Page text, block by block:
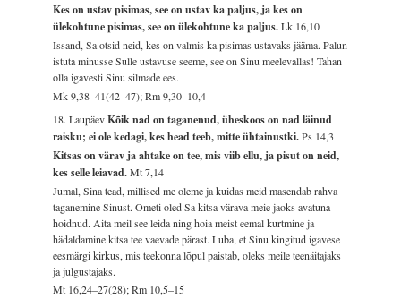
Kes on ustav pisimas, see on ustav ka paljus, ja kes on
ülekohtune pisimas, see on ülekohtune ka paljus.Lk 16,10
Issand, Sa otsid neid, kes on valmis ka pisimas ustavaks jääma. Palun
istuta minusse Sulle ustavuse seeme, see on Sinu meelevallas! Tahan
olla igavesti Sinu silmade ees.
Mk 9,38–41(42–47); Rm 9,30–10,4
18. LaupäevKõik nad on taganenud, üheskoos on nad läinud
raisku; ei ole kedagi, kes head teeb, mitte ühtainustki.Ps 14,3
Kitsas on värav ja ahtake on tee, mis viib ellu, ja pisut on neid,
kes selle leiavad.Mt 7,14
Jumal, Sina tead, millised me oleme ja kuidas meid masendab rahva
taganemine Sinust. Ometi oled Sa kitsa värava meie jaoks avatuna
hoidnud. Aita meil see leida ning hoia meist eemal kurtmine ja
hädaldamine kitsa tee vaevade pärast. Luba, et Sinu kingitud igavese
eesmärgi kirkus, mis teekonna lõpul paistab, oleks meile teenäitajaks
ja julgustajaks.
Mt 16,24–27(28); Rm 10,5–15